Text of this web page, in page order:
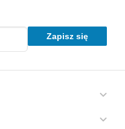
Zapisz się